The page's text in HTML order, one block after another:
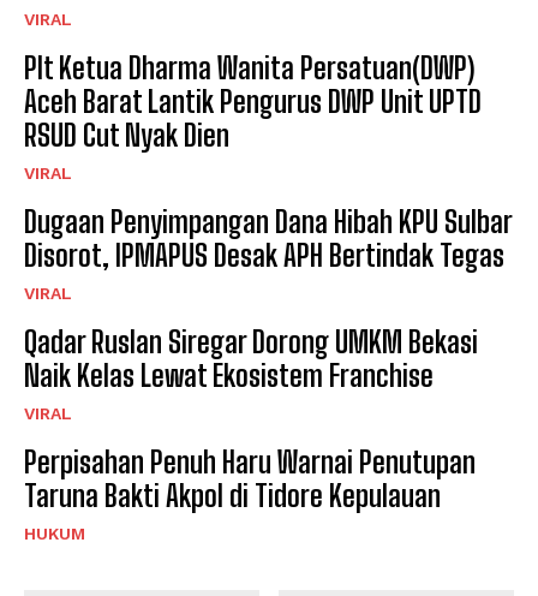
VIRAL
Plt Ketua Dharma Wanita Persatuan(DWP)
Aceh Barat Lantik Pengurus DWP Unit UPTD
RSUD Cut Nyak Dien
VIRAL
Dugaan Penyimpangan Dana Hibah KPU Sulbar
Disorot, IPMAPUS Desak APH Bertindak Tegas
VIRAL
Qadar Ruslan Siregar Dorong UMKM Bekasi
Naik Kelas Lewat Ekosistem Franchise
VIRAL
Perpisahan Penuh Haru Warnai Penutupan
Taruna Bakti Akpol di Tidore Kepulauan
HUKUM